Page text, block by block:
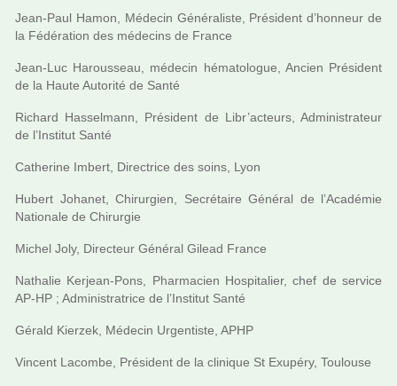
Jean-Paul Hamon, Médecin Généraliste, Président d’hon­neur de
la Fédération des méde­cins de France
Jean-Luc Harousseau, méde­cin héma­to­lo­gue, Ancien Président
de la Haute Autorité de Santé
Richard Hasselmann, Président de Libr’acteurs, Administrateur
de l’Institut Santé
Catherine Imbert, Directrice des soins, Lyon
Hubert Johanet, Chirurgien, Secrétaire Général de l’Académie
Nationale de Chirurgie
Michel Joly, Directeur Général Gilead France
Nathalie Kerjean-Pons, Pharmacien Hospitalier, chef de ser­vice
AP-HP ; Administratrice de l’Institut Santé
Gérald Kierzek, Médecin Urgentiste, APHP
Vincent Lacombe, Président de la cli­ni­que St Exupéry, Toulouse